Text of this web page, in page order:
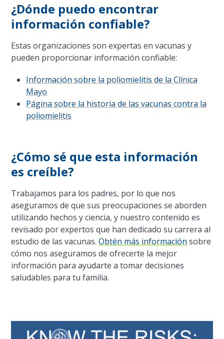
¿Dónde puedo encontrar
información confiable?
Estas organizaciones son expertas en vacunas y
pueden proporcionar información confiable:
Información sobre la poliomielitis de la Clínica
Mayo
Página sobre la historia de las vacunas contra la
poliomielitis
¿Cómo sé que esta información
es creíble?
Trabajamos para los padres, por lo que nos
aseguramos de que sus preocupaciones se aborden
utilizando hechos y ciencia, y nuestro contenido es
revisado por expertos que han dedicado su carrera al
estudio de las vacunas.Obtén más información sobre
cómo nos aseguramos de ofrecerte la mejor
información para ayudarte a tomar decisiones
saludables para tu familia.